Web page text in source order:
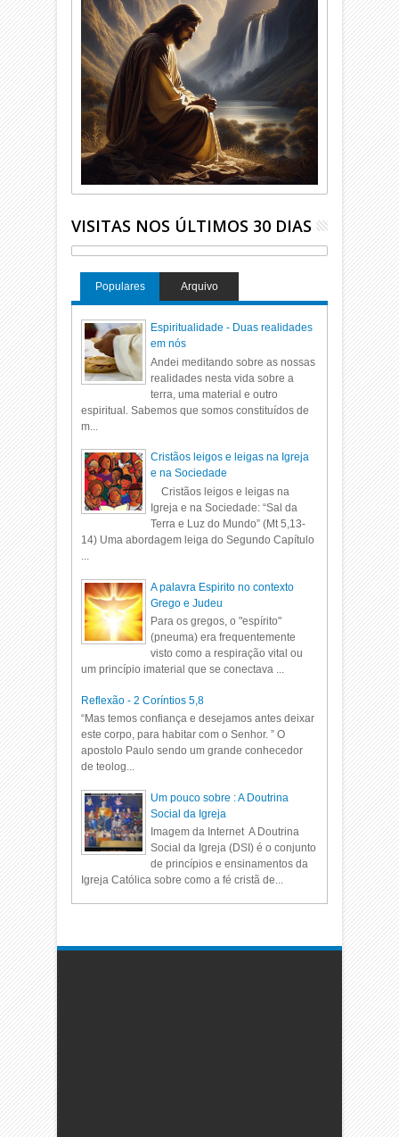
VISITAS NOS ÚLTIMOS 30 DIAS
Populares Arquivo
Espiritualidade - Duas realidades
em nós
Andei meditando sobre as nossas
realidades nesta vida sobre a
terra, uma material e outro
espiritual. Sabemos que somos constituídos de
m...
Cristãos leigos e leigas na Igreja
e na Sociedade
Cristãos leigos e leigas na
Igreja e na Sociedade: “Sal da
Terra e Luz do Mundo” (Mt 5,13-
14) Uma abordagem leiga do Segundo Capítulo
A palavra Espirito no contexto
Grego e Judeu
Para os gregos, o "espírito"
(pneuma) era frequentemente
visto como a respiração vital ou
um princípio imaterial que se conectava ...
Reflexão - 2 Coríntios 5,8
“Mas temos confiança e desejamos antes deixar
este corpo, para habitar com o Senhor. ” O
apostolo Paulo sendo um grande conhecedor
de teolog...
Um pouco sobre : A Doutrina
Social da Igreja
Imagem da Internet A Doutrina
Social da Igreja (DSI) é o conjunto
de princípios e ensinamentos da
Igreja Católica sobre como a fé cristã de...